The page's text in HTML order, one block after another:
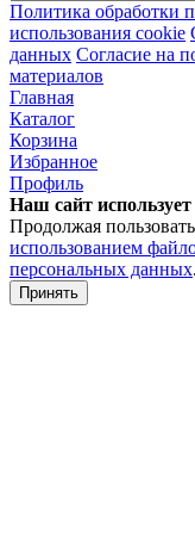
Политика обработки
использования cookie
данных Согласие на
материалов
Главная
Каталог
Корзина
Избранное
Профиль
Наш сайт
Продолжая
использованием
персональных данных.
Принять